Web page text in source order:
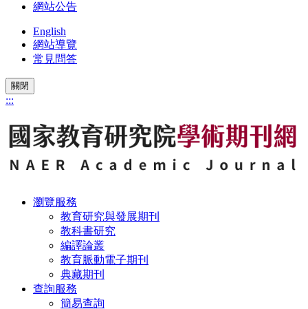
網站公告
English
網站導覽
常見問答
關閉
:::
瀏覽服務
教育研究與發展期刊
教科書研究
編譯論叢
教育脈動電子期刊
典藏期刊
查詢服務
簡易查詢